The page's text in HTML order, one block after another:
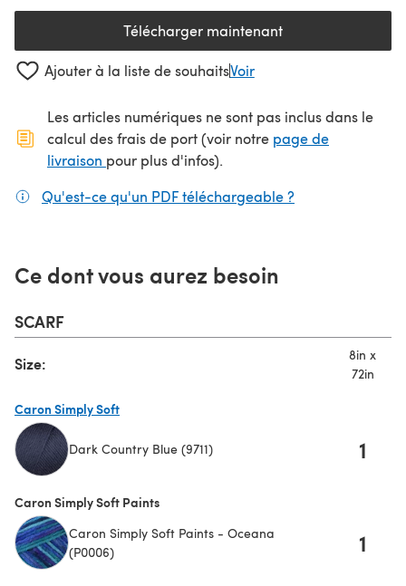
Télécharger maintenant(s'ouvre dans un nouvel
Ajouter à la liste de souhaitsVoir
Les articles numériques ne sont pas inclus dans le
calcul des frais de port (voir notre page de
livraison (s'ouvre dans un nouvel onglet)
pour plus d'infos).
Qu'est-ce qu'un PDF téléchargeable ?
Ce dont vous aurez besoin
SCARF
Size:
8in x
72in
Caron Simply Soft
Dark Country Blue (9711) 1
Caron Simply Soft Paints
Caron Simply Soft Paints - Oceana
(P0006)
1